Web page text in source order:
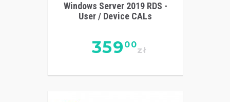
Windows Server 2019 RDS -
User / Device CALs
359 00
zł